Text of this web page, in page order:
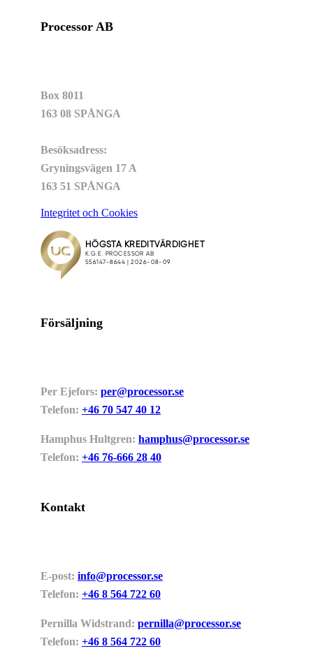
Processor AB
Box 8011
163 08 SPÅNGA
Besöksadress:
Gryningsvägen 17 A
163 51 SPÅNGA
Integritet och Cookies
Försäljning
Per Ejefors: per@processor.se
Telefon: +46 70 547 40 12
Hamphus Hultgren: hamphus@processor.se
Telefon: +46 76-666 28 40
Kontakt
E-post: info@processor.se
Telefon: +46 8 564 722 60
Pernilla Widstrand: pernilla@processor.se
Telefon: +46 8 564 722 60